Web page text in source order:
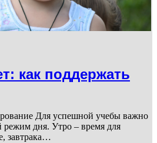
как поддержать
Для успешной учебы важно
режим дня. Утро – время для
завтрака…